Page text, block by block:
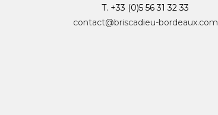
T. +33 (0)5 56 31 32 33
contact@briscadieu-bordeaux.com